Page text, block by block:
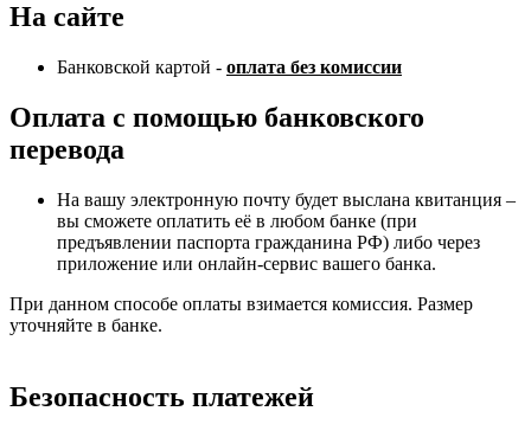
На сайте
Банковской картой - оплата без комиссии
Оплата с помощью банковского
перевода
На вашу электронную почту будет выслана квитанция –
вы сможете оплатить её в любом банке (при
предъявлении паспорта гражданина РФ) либо через
приложение или онлайн-сервис вашего банка.
При данном способе оплаты взимается комиссия. Размер
уточняйте в банке.
Безопасность платежей